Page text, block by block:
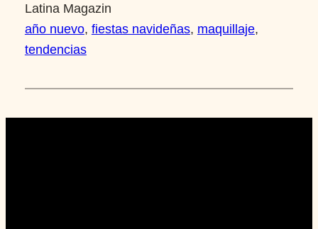
Latina Magazin
año nuevo, fiestas navideñas, maquillaje
tendencias